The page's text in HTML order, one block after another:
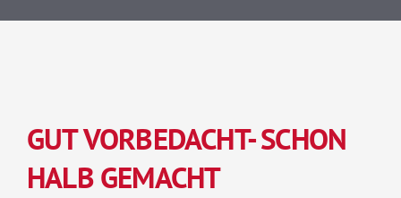
GUT VORBEDACHT- SCHON
HALB GEMACHT